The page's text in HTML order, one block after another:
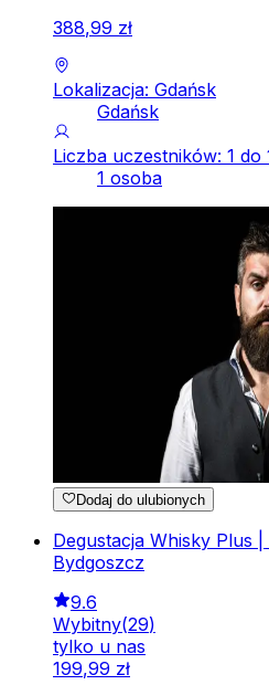
388,99 zł
Lokalizacja: Gdańsk
Gdańsk
Liczba uczestników: 1 do
1 osoba
Dodaj do ulubionych
Degustacja Whisky Plus |
Bydgoszcz
9.6
Wybitny(29)
tylko u nas
199,99 zł